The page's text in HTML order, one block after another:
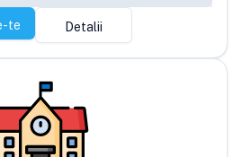
te Detalii